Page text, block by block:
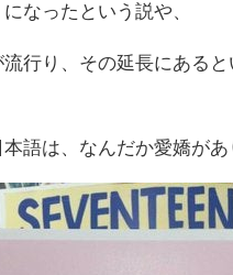
になったという説や、
行り、その延長にある
語は、なんだか愛嬌があ